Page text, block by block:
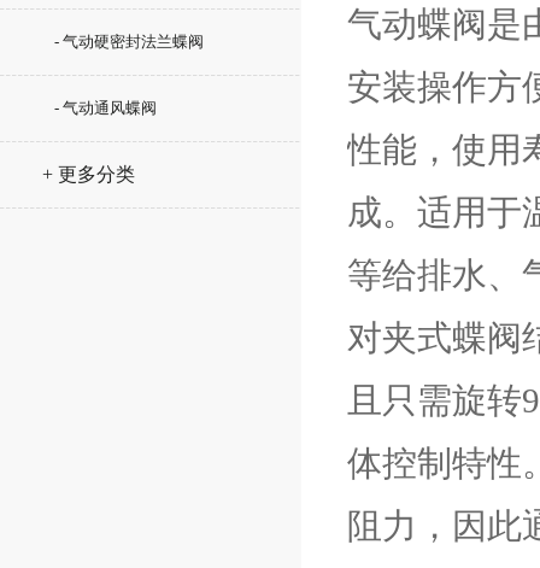
- 气动硬密封法兰蝶阀
- 气动通风蝶阀
+ 更多分类
气动蝶阀是
安装操作方
性能，使用
成。适用于
等给排水、
对夹式蝶阀
且只需旋转
体控制特性
阻力，因此